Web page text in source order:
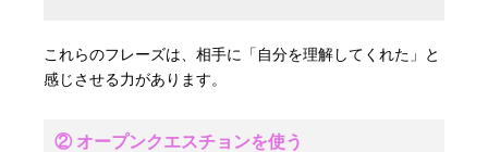
これらのフレーズは、相手に「自分を理解してくれた」と
感じさせる力があります。
② オープンクエスチョンを使う